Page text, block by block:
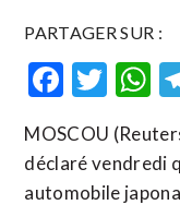
PARTAGER SUR :
MOSCOU
déclaré vendredi
automobile